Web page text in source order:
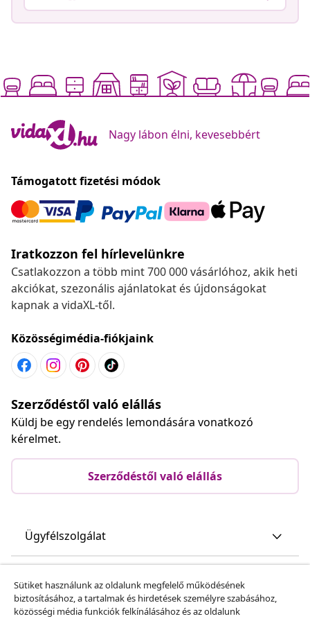
Nagy lábon élni, kevesebbért
Támogatott fizetési módok
Iratkozzon fel hírlevelünkre
Csatlakozzon a több mint 700 000 vásárlóhoz, akik heti
akciókat, szezonális ajánlatokat és újdonságokat
kapnak a vidaXL-től.
Közösségimédia-fiókjaink
Szerződéstől való elállás
Küldj be egy rendelés lemondására vonatkozó
kérelmet.
Szerződéstől való elállás
Ügyfélszolgálat
vidaXL
Sütiket használunk az oldalunk megfelelő működésének
biztosításához, a tartalmak és hirdetések személyre szabásához,
közösségi média funkciók felkínálásához és az oldalunk